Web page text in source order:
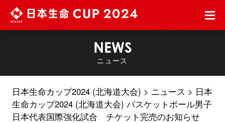
NEWS
ニュース
日本生命カップ2024 (北海道大会) ニュース
日本
生命カップ2024 (北海道大会) バスケットボール男子
日本代表国際強化試合 チケット完売のお知らせ